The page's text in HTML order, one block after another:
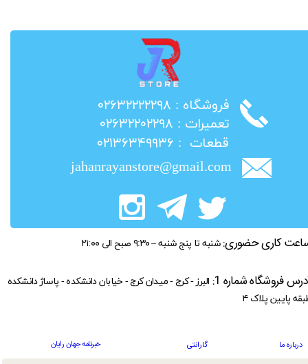
​فروشگاه : ۰۲۶۳۲۲۲۲۲۹۸
​تعمیرات : ۰۲۶۳۲۲۰۲۲۹۸
​قطعات : ۰۲۱۳۶۳۴۹۹۳۶
jahanrayanstore@gmail.com
کاری حضوری: شنبه تا پنج شنبه – ۹:۳۰ صبح الی ۲۱:۰۰
درباره ما گارانتی خبرنامه جهان رایان
فروشگاه شماره 1:
البرز - کرج - میدان کرج - خیابان دانشکده - پاساژ دانشکده
پایین پلاک ۴